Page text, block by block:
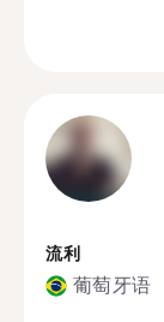
流利
葡萄牙语